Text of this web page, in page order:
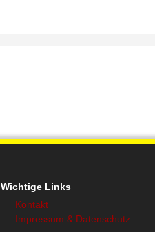
Wichtige Links
Kontakt
Impressum & Datenschutz